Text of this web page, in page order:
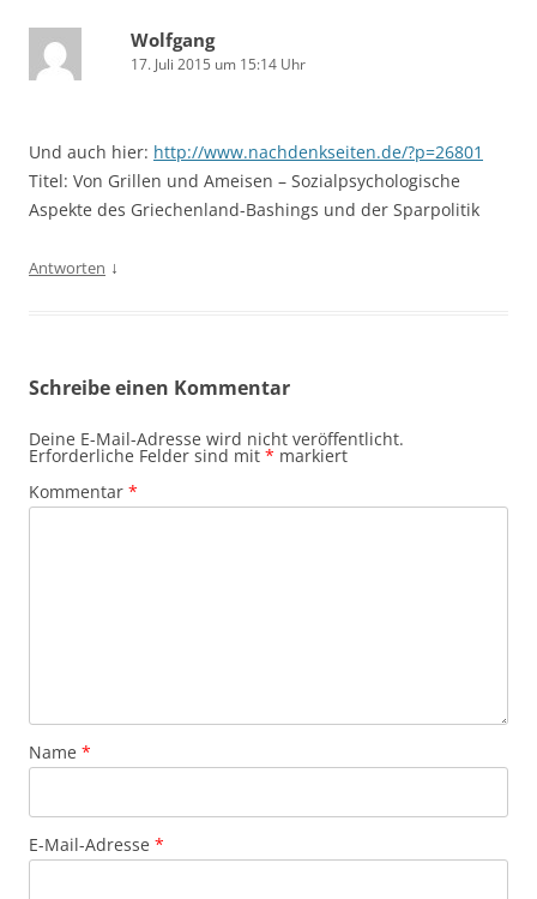
Wolfgang
17. Juli 2015 um 15:14 Uhr
Und auch hier: http://www.nachdenkseiten.de/?p=26801
Titel: Von Grillen und Ameisen – Sozialpsychologische
Aspekte des Griechenland-Bashings und der Sparpolitik
Antworten ↓
Schreibe einen Kommentar
Deine E-Mail-Adresse wird nicht veröffentlicht.
Erforderliche Felder sind mit * markiert
Kommentar *
Name *
E-Mail-Adresse *